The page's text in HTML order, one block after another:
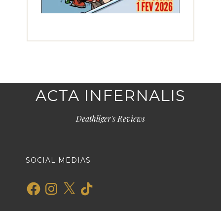
ACTA INFERNALIS
Deathliger's Reviews
SOCIAL MEDIAS
FacebookInstagram
X TikTok